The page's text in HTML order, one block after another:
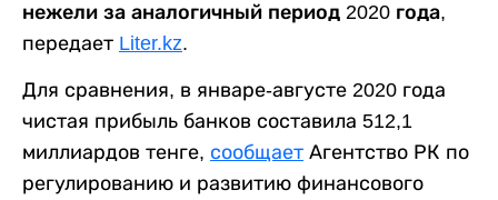
нежели за аналогичный период 2020 года,
передает Liter.kz.
Для сравнения, в январе-августе 2020 года
чистая прибыль банков составила 512,1
миллиардов тенге, сообщает Агентство РК по
регулированию и развитию финансового